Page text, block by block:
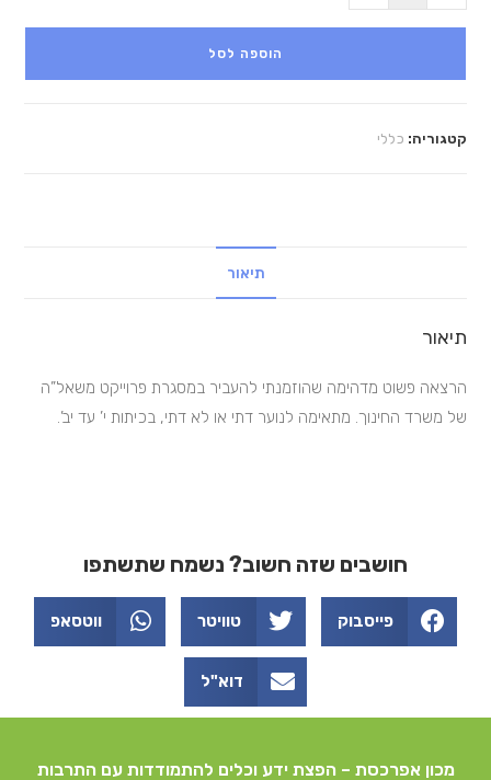
הוספה לסל
קטגוריה: כללי
תיאור
תיאור
הרצאה פשוט מדהימה שהוזמנתי להעביר במסגרת פרוייקט משאל”ה
של משרד החינוך. מתאימה לנוער דתי או לא דתי, בכיתות י’ עד יב’.
חושבים שזה חשוב? נשמח שתשתפו
פייסבוק טוויטר ווטסאפ
דוא"ל
מכון אפרכסת – הפצת ידע וכלים להתמודדות עם התרבות